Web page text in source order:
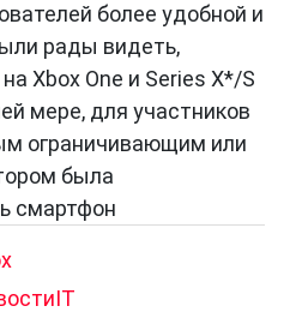
более удобной и
рады видеть,
Xbox One и Series X*/S
мере, для участников
ограничивающим или
была
смартфон